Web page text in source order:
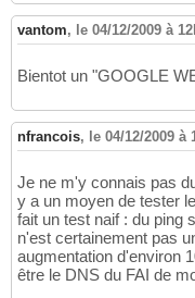
vantom, le 04/12/2009 à
Bientot un "GOOGLE
nfrancois, le 04/12/2009 à
Je ne m'y connais pas
y a un moyen de tester
fait un test naif : du ping
n'est certainement pas
augmentation d'environ
être le DNS du FAI de